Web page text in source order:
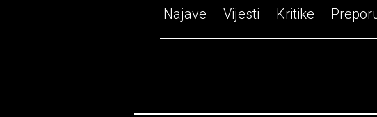
Najave Vijesti Kritike